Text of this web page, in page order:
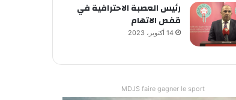
رئيس العصبة الاحترافية في
قفص الاتهام
14 أكتوبر، 2023
MDJS faire gagner le sport